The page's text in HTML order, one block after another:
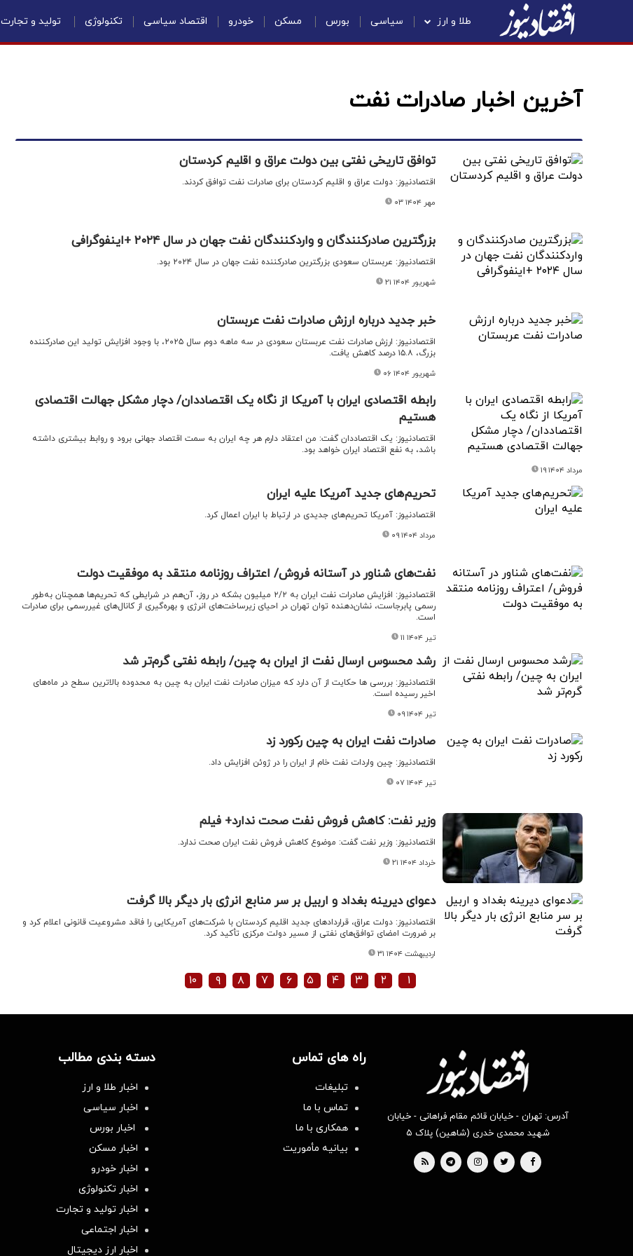
طلا و ارز سیاسی بورس مسکن خودرو اقتصاد سیاسی تکنولوژی تولید و تجارت
آخرین اخبار صادرات نفت
توافق تاریخی نفتی بین دولت عراق و اقلیم کردستان
اقتصادنیوز: دولت عراق و اقلیم کردستان برای صادرات نفت توافق کردند.
۰۳ مهر ۱۴۰۴
بزرگترین صادرکنندگان و واردکنندگان نفت جهان در سال ۲۰۲۴ +اینفوگرافی
اقتصادنیوز: عربستان سعودی بزرگترین صادرکننده نفت جهان در سال ۲۰۲۴ بود.
۲۱ شهریور ۱۴۰۴
خبر جدید درباره ارزش صادرات نفت عربستان
اقتصادنیوز: ارزش صادرات نفت عربستان سعودی در سه ماهه دوم سال ۲۰۲۵، با وجود افزایش تولید این صادرکننده
بزرگ، ۱۵.۸ درصد کاهش یافت.
۰۶ شهریور ۱۴۰۴
رابطه اقتصادی ایران با آمریکا از نگاه یک اقتصاددان/ دچار مشکل جهالت اقتصادی
هستیم
اقتصادنیوز: یک اقتصاددان گفت: من اعتقاد دارم هر چه ایران به سمت اقتصاد جهانی برود و روابط بیشتری داشته
باشد، به نفع اقتصاد ایران خواهد بود.
۱۹ مرداد ۱۴۰۴
تحریم‌های جدید آمریکا علیه ایران
اقتصادنیوز: آمریکا تحریم‌های جدیدی در ارتباط با ایران اعمال کرد.
۰۹ مرداد ۱۴۰۴
نفت‌های شناور در آستانه فروش/ اعتراف روزنامه منتقد به موفقیت دولت
اقتصادنیوز: افزایش صادرات نفت ایران به ۲/۲ میلیون بشکه در روز، آن‌هم در شرایطی که تحریم‌ها همچنان به‌طور
رسمی پابرجاست، نشان‌دهنده توان تهران در احیای زیرساخت‌های انرژی و بهره‌گیری از کانال‌های غیررسمی برای صادرات
است.
۱۱ تیر ۱۴۰۴
رشد محسوس ارسال نفت از ایران به چین/ رابطه نفتی گرم‌تر شد
اقتصادنیوز: بررسی ها حکایت از آن دارد که میزان صادرات نفت ایران به چین به محدوده بالاترین سطح در ماه‌های
اخیر رسیده است.
۰۹ تیر ۱۴۰۴
صادرات نفت ایران به چین رکورد زد
اقتصادنیوز: چین واردات نفت خام از ایران را در ژوئن افزایش داد.
۰۷ تیر ۱۴۰۴
وزیر نفت: کاهش فروش نفت صحت ندارد+ فیلم
اقتصادنیوز: وزیر نفت گفت: موضوع کاهش فروش نفت ایران صحت ندارد.
۲۱ خرداد ۱۴۰۴
دعوای دیرینه بغداد و اربیل بر سر منابع انرژی بار دیگر بالا گرفت
اقتصادنیوز: دولت عراق، قراردادهای جدید اقلیم کردستان با شرکت‌های آمریکایی را فاقد مشروعیت قانونی اعلام کرد و
بر ضرورت امضای توافق‌های نفتی از مسیر دولت مرکزی تأکید کرد.
۳۱ اردیبهشت ۱۴۰۴
۱ ۲ ۳ ۴ ۵ ۶ ۷ ۸ ۹ ۱۰
آدرس: تهران - خیابان قائم مقام فراهانی - خیابان
شهید محمدی خدری (شاهین) پلاک ۵
راه های تماس
تبلیغات
تماس با ما
همکاری با ما
بیانیه مأموریت
دسته بندی مطالب
اخبار طلا و ارز
اخبار سیاسی
اخبار بورس
اخبار مسکن
اخبار خودرو
اخبار تکنولوژی
اخبار تولید و تجارت
اخبار اجتماعی
اخبار ارز دیجیتال